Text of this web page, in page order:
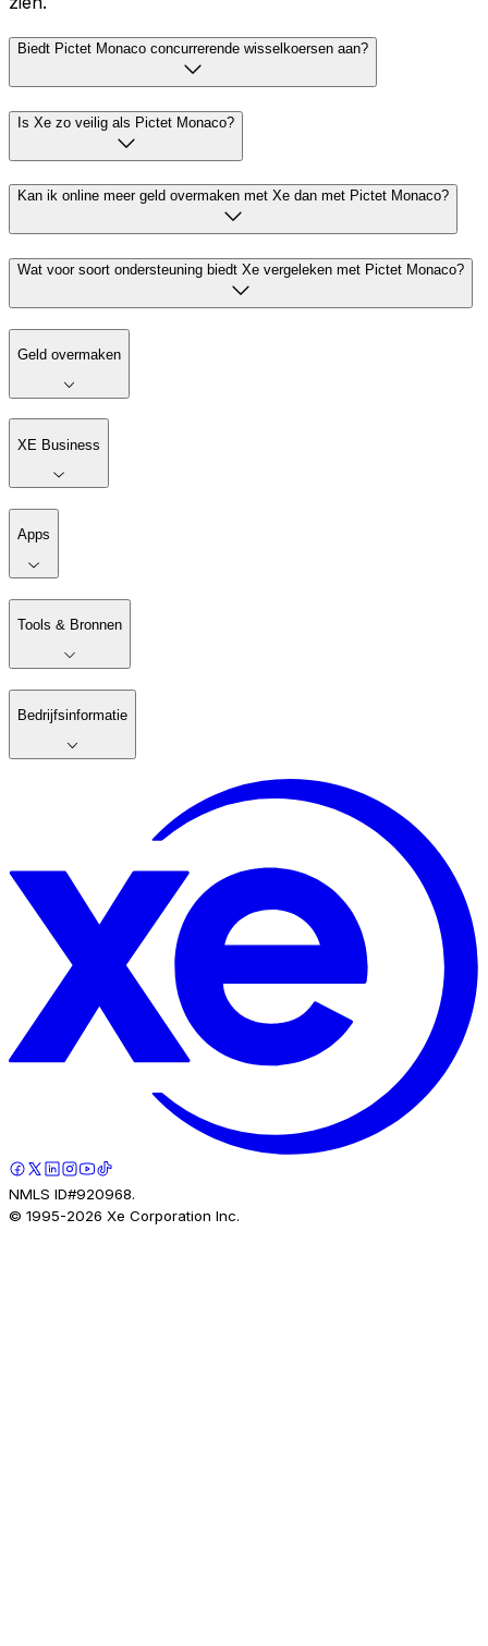
Biedt Pictet Monaco concurrerende wisselkoersen aan?
Is Xe zo veilig als Pictet Monaco?
Kan ik online meer geld overmaken met Xe dan met Pictet Monaco?
Wat voor soort ondersteuning biedt Xe vergeleken met Pictet Monaco?
Geld overmaken
XE Business
Apps
Tools & Bronnen
Bedrijfsinformatie
NMLS ID#920968.
© 1995-2026 Xe Corporation Inc.